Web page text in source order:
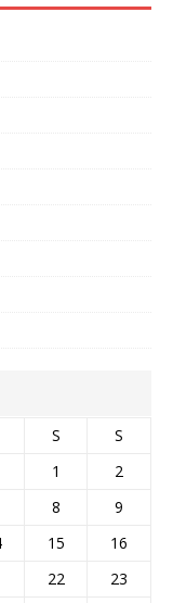
S
S
1
2
8
9
15
16
22
23